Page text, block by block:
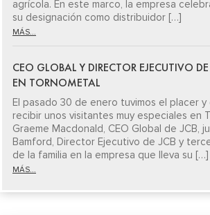
agrícola. En este marco, la empresa
su designación como distribuidor […]
MÁS...
CEO GLOBAL Y DIRECTOR EJECUTIVO
EN TORNOMETAL
El pasado 30 de enero tuvimos el placer
recibir unos visitantes muy especiales en
Graeme Macdonald, CEO Global de JCB,
Bamford, Director Ejecutivo de JCB y
de la familia en la empresa que lleva su […]
MÁS...